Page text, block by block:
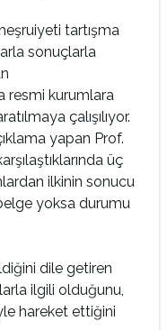
tartışma
sonuçlarla
resmi kurumlara
çalışılıyor.
yapan Prof.
üç
ilkinin sonucu
yoksa durumu
dile getiren
ilgili olduğunu,
hareket ettiğini